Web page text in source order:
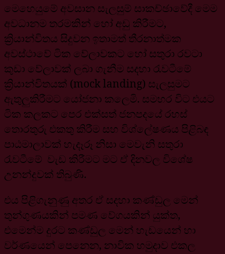
මෙහෙයුමේ අවසාන සැලසුම් සාකච්ඡාවේදී මෙම
අවධානම තරමකින් හෝ අඩු කිරීමට,
ක්‍රියාන්විතය සිදුවන ඉතාමත් තීරනාත්මක
අවස්ථාවේ ටික වේලාවකට හෝ සතුරා රවටා
කුඩා වේලාවක් ලබා ගැනීම සදහා රැවටීමේ
ක්‍රියාන්විතයක් (mock landing) සැලසුමට
ඇතුලුකිරීමට යෝජනා කලෙමි. සමහර විට එයට
ටික කලකට පෙර එක්සත් ජනපදයේ රහස්
තොරතුරු එකතු කිරීම සහ විශ්ලේෂණය පිළිබඳ
පාඨමාලාවක් හැදෑරූ නිසා මෙවැනි සතුරා
රැවටීමේ වැඩ කිරීමට මට ඒ දිනවල විශේෂ
උනන්දුවක් තිබුණි.
එය පිළිගැනුණු අතර ඒ සදහා කණ්ඩුල මෙන්
තුන්ගුණයකින් පමණ වේගයකින් යුක්ත,
එමෙන්ම දුරට කණ්ඩුල මෙන් හැඩයෙන් හා
වර්ණයෙන් පෙනෙන, නාවික හමුදාව එකල